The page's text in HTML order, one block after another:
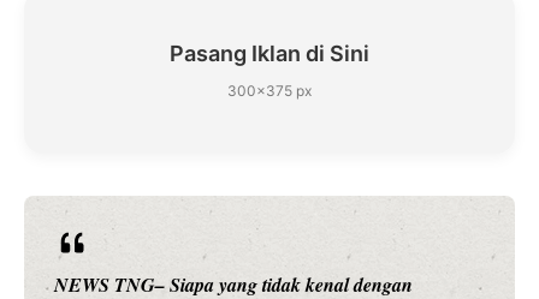
Pasang Iklan di Sini
300×375 px
NEWS TNG– Siapa sangka, dua nama besar di dunia